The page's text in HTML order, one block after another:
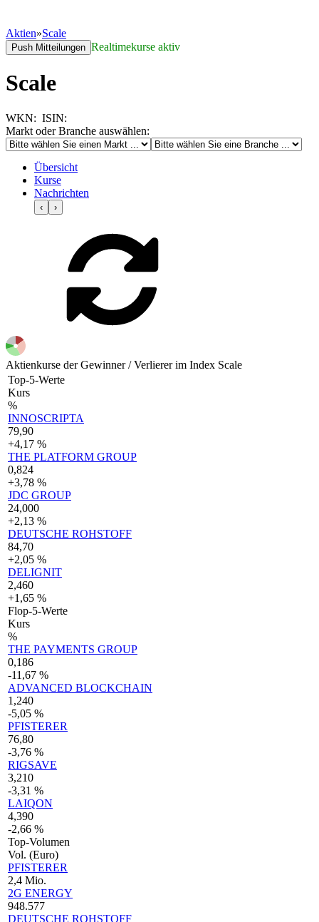
Aktien»Scale
Push Mitteilungen Realtimekurse aktiv
Scale
WKN: ISIN:
Markt oder Branche auswählen:
Übersicht
Kurse
Nachrichten
‹ ›
Aktienkurse der Gewinner / Verlierer im Index Scale
Top-5-Werte
Kurs
%
INNOSCRIPTA
79,90
+4,17 %
THE PLATFORM GROUP
0,824
+3,78 %
JDC GROUP
24,000
+2,13 %
DEUTSCHE ROHSTOFF
84,70
+2,05 %
DELIGNIT
2,460
+1,65 %
Flop-5-Werte
Kurs
%
THE PAYMENTS GROUP
0,186
-11,67 %
ADVANCED BLOCKCHAIN
1,240
-5,05 %
PFISTERER
76,80
-3,76 %
RIGSAVE
3,210
-3,31 %
LAIQON
4,390
-2,66 %
Top-Volumen
Vol. (Euro)
PFISTERER
2,4 Mio.
2G ENERGY
948.577
DEUTSCHE ROHSTOFF